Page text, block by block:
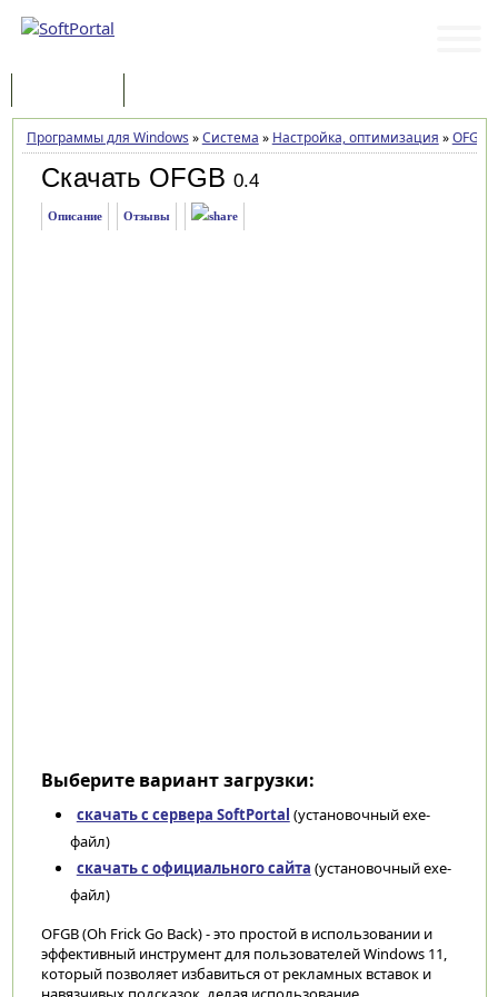
Программы для Windows »Система » Настройка, оптимизация »OFGB
Скачать OFGB 0.4
Описание Отзывы
Выберите вариант загрузки:
скачать с сервера SoftPortal (установочный exe-
файл)
скачать с официального сайта (установочный exe-
файл)
OFGB (Oh Frick Go Back) - это простой в использовании и
эффективный инструмент для пользователей Windows 11,
который позволяет избавиться от рекламных вставок и